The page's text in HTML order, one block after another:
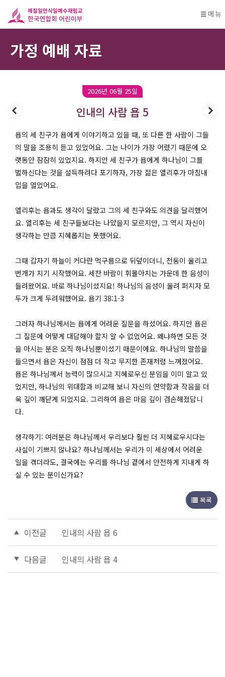
메뉴
가정 예배 자료
2026년 06월 25일
인내의 사람 욥 5
욥의 세 친구가 욥에게 이야기하고 있을 때, 또 다른 한 사람이 그들
의 말을 조용히 듣고 있었어요. 그는 나이가 가장 어렸기 때문에 오
랫동안 잠잠히 있었지요. 하지만 세 친구가 욥에게 하나님이 그를
벌하신다는 것을 설득하려다 포기하자, 가장 젊은 엘리후가 마침내
입을 열었어요.
엘리후는 욥과도 생각이 달랐고 그의 세 친구와도 의견을 달리했어
요. 엘리후는 세 친구들보다는 나았을지 모르지만, 그 역시 자신이
생각하는 만큼 지혜롭지는 못했어요.
그때 갑자기 하늘이 커다란 먹구름으로 뒤덮이더니, 천둥이 울리고
번개가 치기 시작했어요. 세찬 바람이 휘몰아치는 가운데 한 음성이
들려왔어요. 바로 하나님이셨지요! 하나님의 음성이 울려 퍼지자 모
두가 크게 두려워했어요. 욥기 38:1-3
그러자 하나님께서는 욥에게 어려운 질문을 하셨어요. 하지만 욥은
그 질문에 어떻게 대답해야 할지 알 수 없었어요. 왜냐하면 모든 것
을 아시는 분은 오직 하나님뿐이셨기 때문이에요. 하나님의 말씀을
들으면서 욥은 자신이 점점 더 작고 무지한 존재처럼 느껴졌어요.
욥은 하나님께서 능력이 많으시고 지혜로우신 분임을 이미 알고 있
었지만, 하나님의 위대함과 비교해 보니 자신의 연약함과 작음을 더
욱 깊이 깨닫게 되었지요. 그리하여 욥은 마음 깊이 겸손해졌답니
다.
생각하기: 여러분은 하나님께서 우리보다 훨씬 더 지혜로우시다는
사실이 기쁘지 않나요? 하나님께서는 우리가 이 세상에서 어려운
일을 겪더라도, 결국에는 우리를 하나님 곁에서 안전하게 지내게 하
실 수 있는 분이신가요?
목록
이전글 인내의 사람 욥 6
다음글 인내의 사람 욥 4